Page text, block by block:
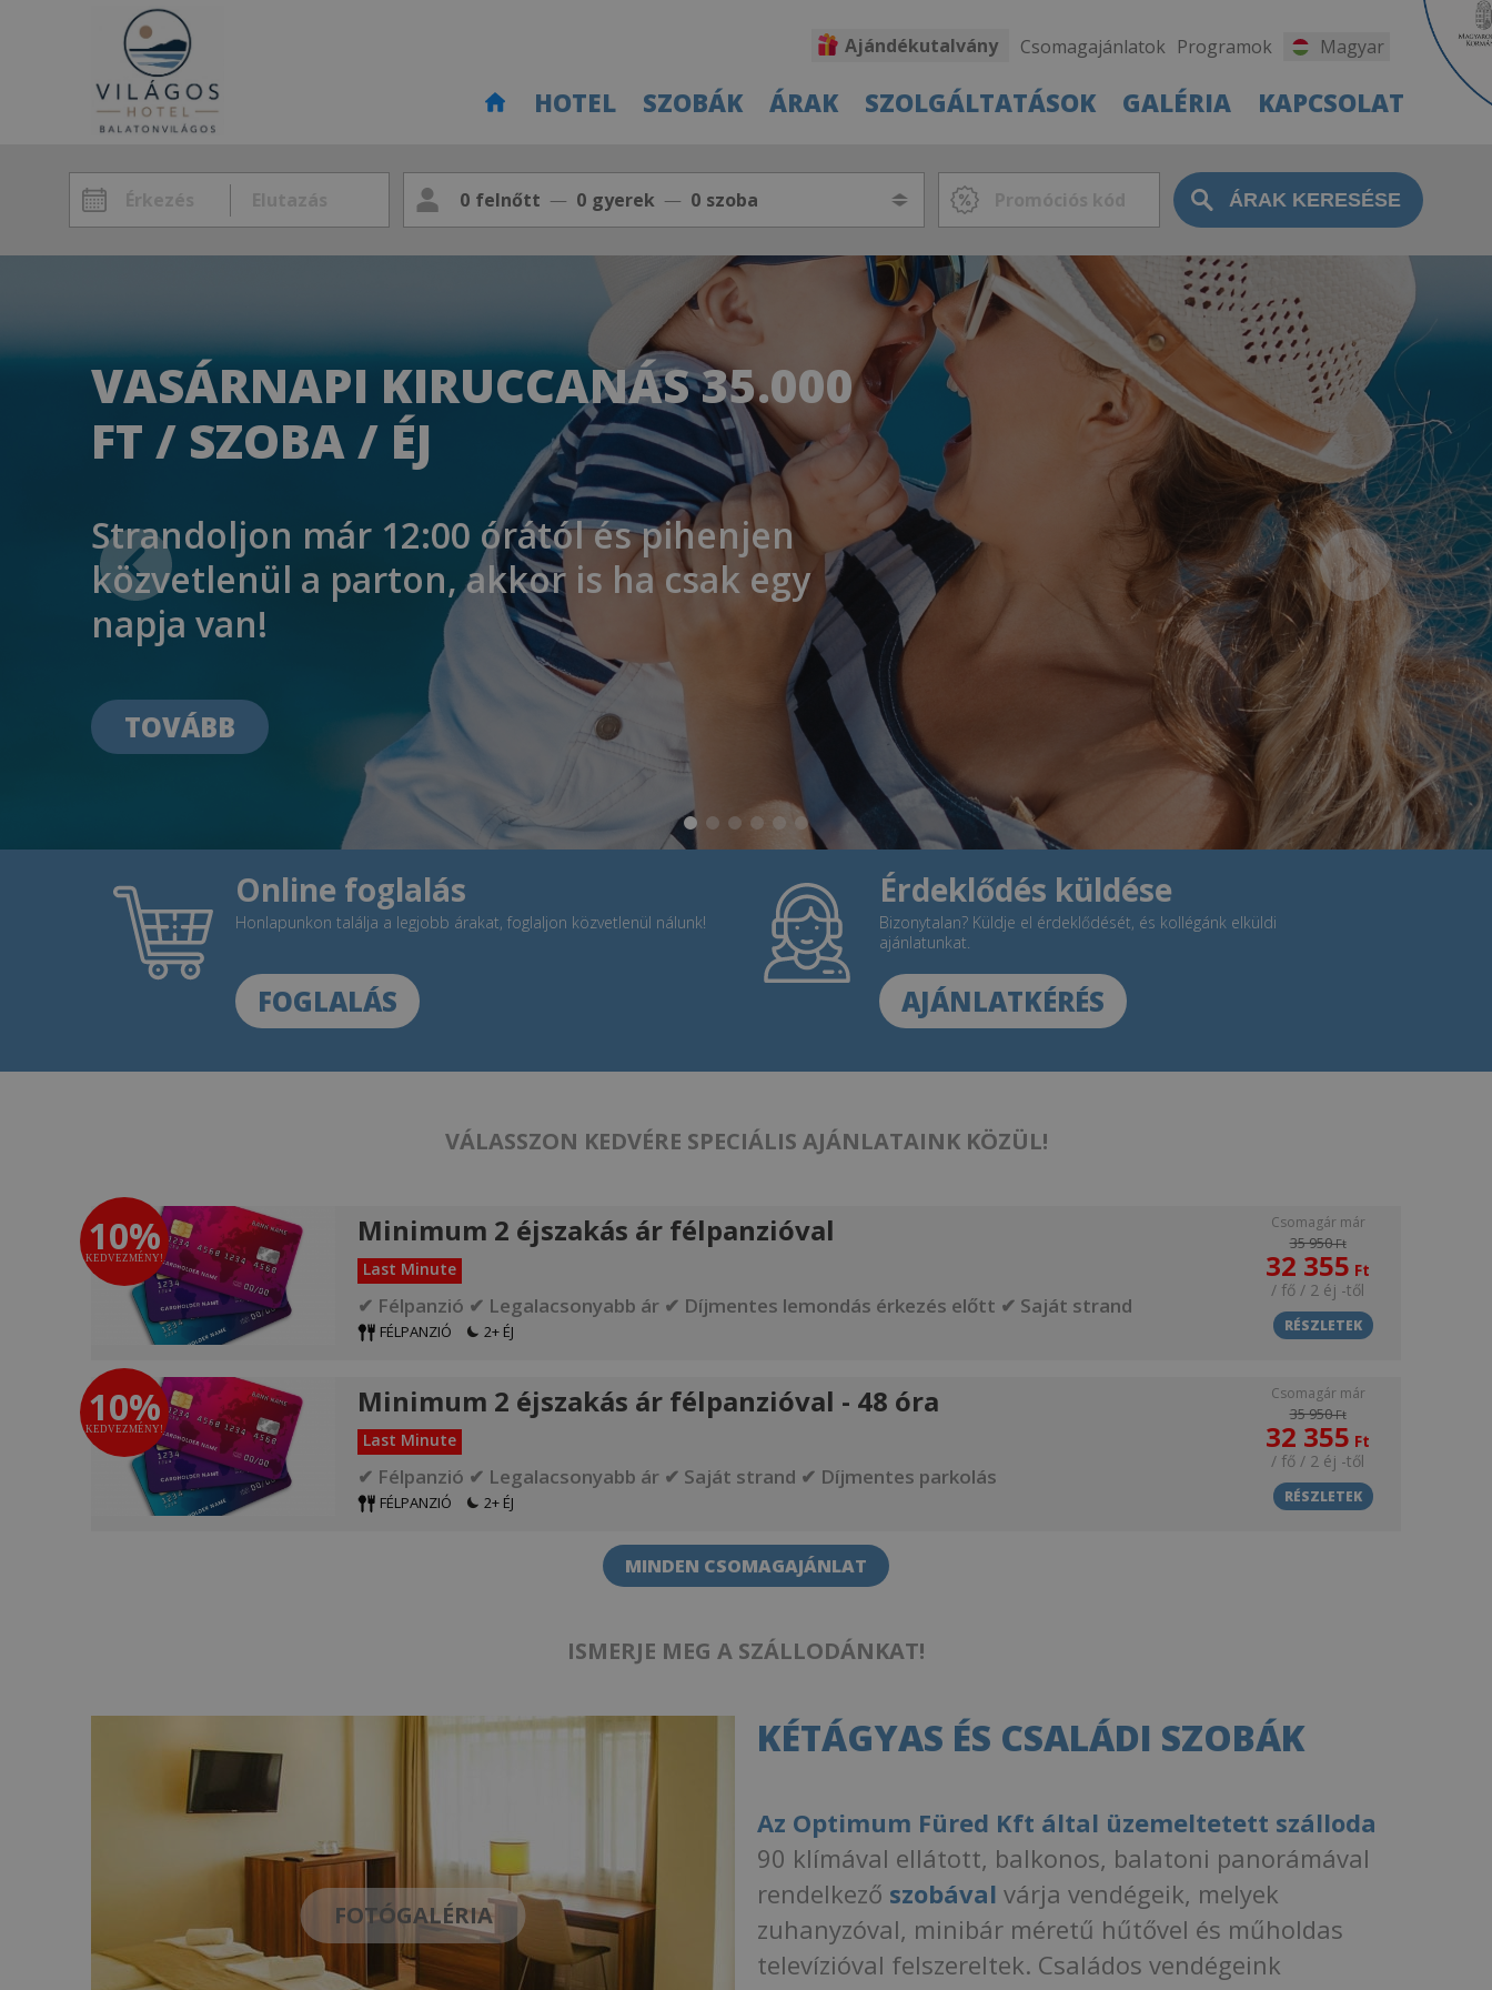
Ajándékutalvány Csomagajánlatok Programok Magyar
HOTEL SZOBÁK ÁRAK SZOLGÁLTATÁSOK GALÉRIA KAPCSOLAT
0 felnőtt 0 gyerek 0 szoba
VASÁRNAPI KIRUCCANÁS 35.000
FT / SZOBA / ÉJ
Strandoljon már 12:00 órától és pihenjen
közvetlenül a parton, akkor is ha csak egy
napja van!
TOVÁBB
Online foglalás
Honlapunkon találja a legjobb árakat, foglaljon közvetlenül nálunk!
FOGLALÁS
Érdeklődés küldése
Bizonytalan? Küldje el érdeklődését, és kollégánk elküldi
ajánlatunkat.
AJÁNLATKÉRÉS
VÁLASSZON KEDVÉRE SPECIÁLIS AJÁNLATAINK KÖZÜL!
10%
KEDVEZMÉNY!
Csomagár már
35 950Ft
32 355 Ft
/ fő / 2 éj -től
RÉSZLETEK
Minimum 2 éjszakás ár félpanzióval
Last Minute
✔ Félpanzió ✔ Legalacsonyabb ár ✔ Díjmentes lemondás érkezés előtt ✔ Saját strand
FÉLPANZIÓ 2+ ÉJ
10%
KEDVEZMÉNY!
Csomagár már
35 950Ft
32 355 Ft
/ fő / 2 éj -től
RÉSZLETEK
Minimum 2 éjszakás ár félpanzióval - 48 óra
Last Minute
✔ Félpanzió ✔ Legalacsonyabb ár ✔ Saját strand ✔ Díjmentes parkolás
FÉLPANZIÓ 2+ ÉJ
MINDEN CSOMAGAJÁNLAT
ISMERJE MEG A SZÁLLODÁNKAT!
FOTÓGALÉRIA
KÉTÁGYAS ÉS CSALÁDI SZOBÁK
Az Optimum Füred Kft által üzemeltetett szálloda
90 klímával ellátott, balkonos, balatoni panorámával
rendelkező szobával várja vendégeik, melyek
zuhanyzóval, minibár méretű hűtővel és műholdas
televízióval felszereltek. Családos vendégeink